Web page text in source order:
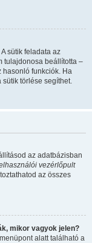
sütik feladata az
tulajdonosa beállította –
hasonló funkciók. Ha
törlése segíthet.
az adatbázisban
vezérlőpult
az összes
mikor vagyok jelen?
alatt található a